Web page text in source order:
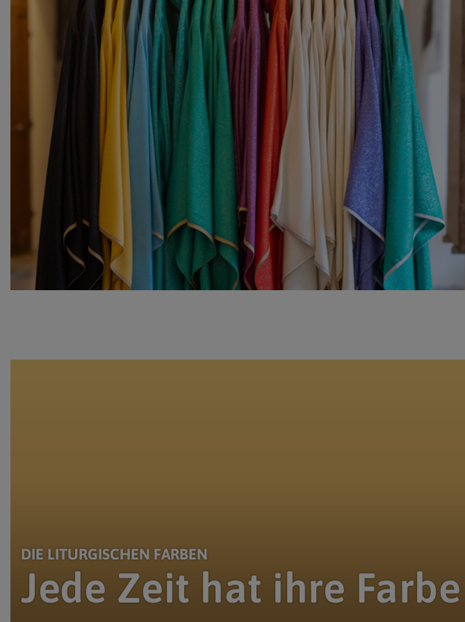
DIE LITURGISCHEN FARBEN
Jede Zeit hat ihre Farbe